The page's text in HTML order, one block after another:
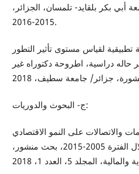
أبي بكر بلقايد- تلمسان، الجزائر،
2015-2016.
لقياس مستوى تأثير التطور
حاله دراسية، اطروحة دكتوراه غير
ج- البحوث والدوريات:
والاتصالات على النمو الاقتصادي
في الدول النامية دراسة قياسية خلال الفترة 2005-2015، بحث منشور،